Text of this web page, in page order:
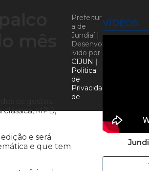
MPB,
e será
e que tem
VÍDEOS
Prefeitur
a de
Jundiaí |
Desenvo
lvido por
CIJUN |
Política
de
Privacida
de